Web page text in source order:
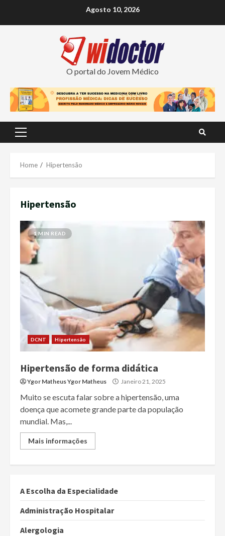
Agosto 10, 2026
O portal do Jovem Médico
Primary
Home Hipertensão
Hipertensão
1 MIN READ
DCNT Hipertensão
Hipertensão de forma didática
Ygor Matheus Ygor Matheus Janeiro 21, 2025
Muito se escuta falar sobre a hipertensão, uma
doença que acomete grande parte da população
mundial. Mas,...
Mais informações
A Escolha da Especialidade
Administração Hospitalar
Alergologia